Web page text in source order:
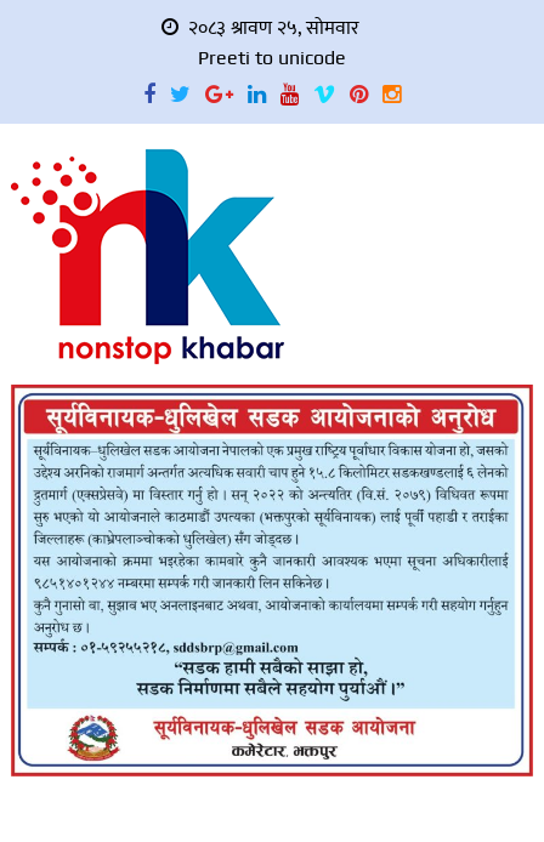
२०८३ श्रावण २५, सोमवार
Preeti to unicode